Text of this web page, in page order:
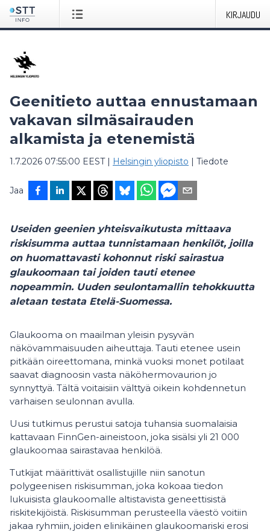
KIRJAUDU
Geenitieto auttaa ennustamaan
vakavan silmäsairauden
alkamista ja etenemistä
1.7.2026 07:55:00 EEST| Helsingin yliopisto | Tiedote
Jaa
Useiden geenien yhteisvaikutusta mittaava
riskisumma auttaa tunnistamaan henkilöt, joilla
on huomattavasti kohonnut riski sairastua
glaukoomaan tai joiden tauti etenee
nopeammin. Uuden seulontamallin tehokkuutta
aletaan testata Etelä-Suomessa.
Glaukooma on maailman yleisin pysyvän
näkövammaisuuden aiheuttaja. Tauti etenee usein
pitkään oireettomana, minkä vuoksi monet potilaat
saavat diagnoosin vasta näköhermovaurion jo
synnyttyä. Tältä voitaisiin välttyä oikein kohdennetun
varhaisen seulonnan avulla.
Uusi tutkimus perustui satoja tuhansia suomalaisia
kattavaan FinnGen-aineistoon, joka sisälsi yli 21 000
glaukoomaa sairastavaa henkilöä.
Tutkijat määrittivät osallistujille niin sanotun
polygeenisen riskisumman, joka kokoaa tiedon
lukuisista glaukoomalle altistavista geneettisistä
riskitekijöistä. Riskisumman perusteella väestö voitiin
jakaa ryhmiin, joiden elinikäinen glaukoomariski erosi